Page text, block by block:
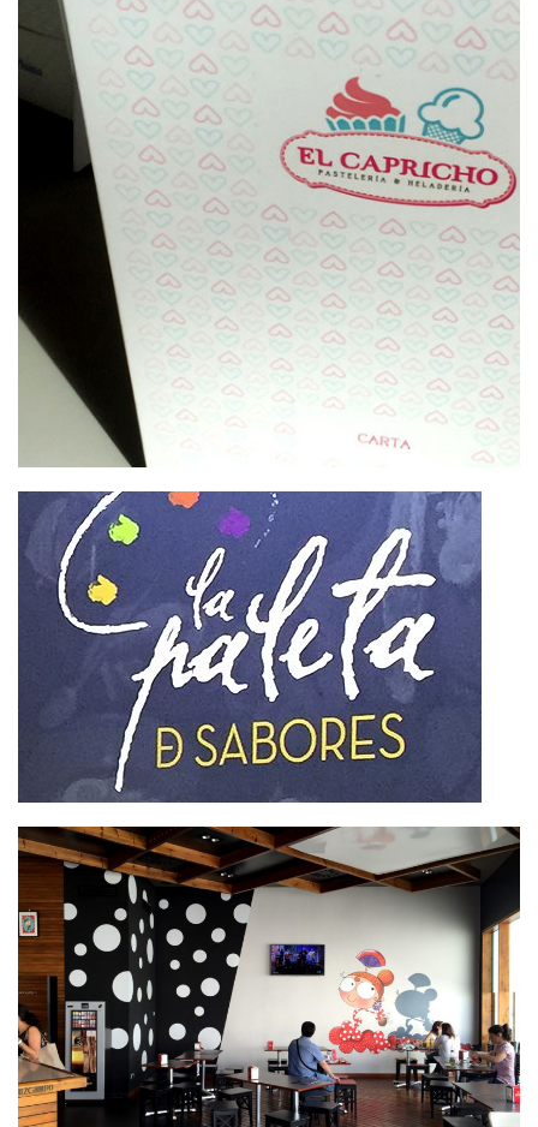
DISEÑO DE MARCA E
INTERIORISMO PARA EL
CAPRICHO
DISEÑO Y DECORACIÓN. LA
PALETA DE SABORES
DECORACIÓN Y MONTAJE
LOCAL LA GITANA LOCA EN
MAIRENA DEL ALJARAFE